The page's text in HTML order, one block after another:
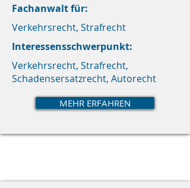
Fachanwalt für:
Verkehrsrecht, Strafrecht
Interessensschwerpunkt:
Verkehrsrecht, Strafrecht,
Schadensersatzrecht, Autorecht
MEHR ERFAHREN